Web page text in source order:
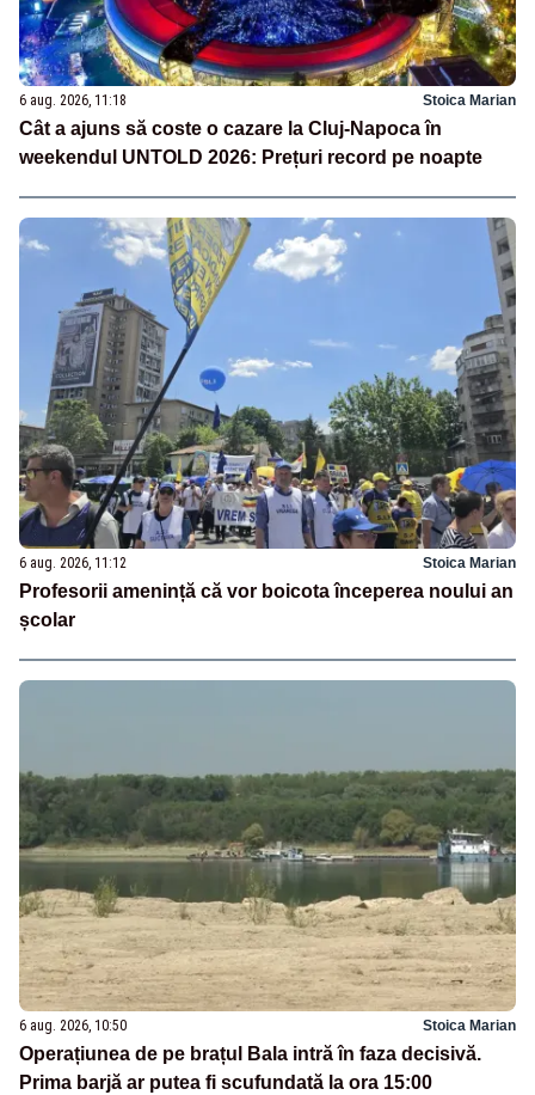
6 aug. 2026, 11:18 Stoica Marian
Cât a ajuns să coste o cazare la Cluj-Napoca în
weekendul UNTOLD 2026: Prețuri record pe noapte
6 aug. 2026, 11:12 Stoica Marian
Profesorii amenință că vor boicota începerea noului an
școlar
6 aug. 2026, 10:50 Stoica Marian
Operațiunea de pe brațul Bala intră în faza decisivă.
Prima barjă ar putea fi scufundată la ora 15:00